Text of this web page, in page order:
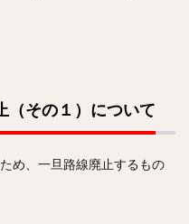
その１）について
め、一旦路線廃止するもの